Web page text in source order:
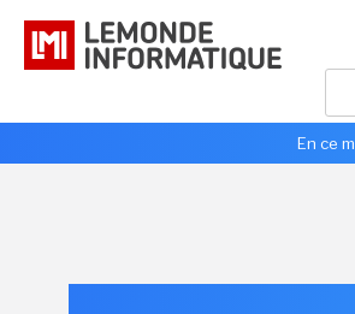
En ce